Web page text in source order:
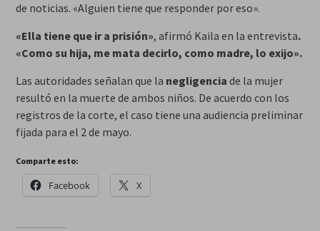
de noticias. «Alguien tiene que responder por eso».
«Ella tiene que ir a prisión», afirmó Kaila en la entrevista.
«Como su hija, me mata decirlo, como madre, lo exijo».
Las autoridades señalan que la negligencia de la mujer
resultó en la muerte de ambos niños. De acuerdo con los
registros de la corte, el caso tiene una audiencia preliminar
fijada para el 2 de mayo.
Comparte esto:
Facebook X